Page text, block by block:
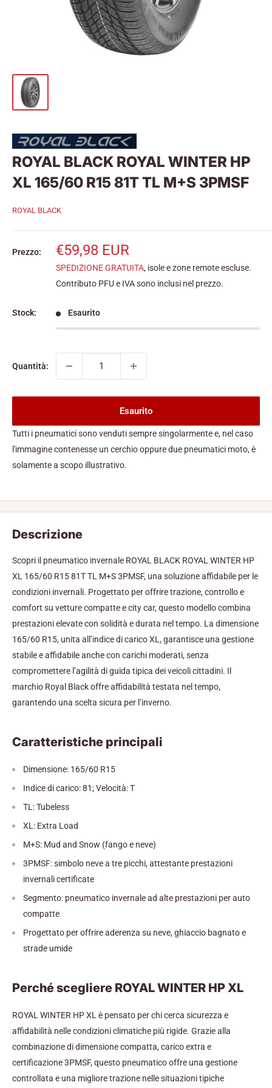
ROYAL BLACK ROYAL WINTER HP
XL 165/60 R15 81T TL M+S 3PMSF
ROYAL BLACK
Prezzo:
Prezzo
scontato
€59,98 EUR
SPEDIZIONE GRATUITA, isole e zone remote escluse.
Contributo PFU e IVA sono inclusi nel prezzo.
Stock: Esaurito
Quantità:
Esaurito
Tutti i pneumatici sono venduti sempre singolarmente e, nel caso
l'immagine contenesse un cerchio oppure due pneumatici moto, è
solamente a scopo illustrativo.
Descrizione
Scopri il pneumatico invernale ROYAL BLACK ROYAL WINTER HP
XL 165/60 R15 81T TL M+S 3PMSF, una soluzione affidabile per le
condizioni invernali. Progettato per offrire trazione, controllo e
comfort su vetture compatte e city car, questo modello combina
prestazioni elevate con solidità e durata nel tempo. La dimensione
165/60 R15, unita all’indice di carico XL, garantisce una gestione
stabile e affidabile anche con carichi moderati, senza
compromettere l’agilità di guida tipica dei veicoli cittadini. Il
marchio Royal Black offre affidabilità testata nel tempo,
garantendo una scelta sicura per l’inverno.
Caratteristiche principali
Dimensione: 165/60 R15
Indice di carico: 81; Velocità: T
TL: Tubeless
XL: Extra Load
M+S: Mud and Snow (fango e neve)
3PMSF: simbolo neve a tre picchi, attestante prestazioni
invernali certificate
Segmento: pneumatico invernale ad alte prestazioni per auto
compatte
Progettato per offrire aderenza su neve, ghiaccio bagnato e
strade umide
Perché scegliere ROYAL WINTER HP XL
ROYAL WINTER HP XL è pensato per chi cerca sicurezza e
affidabilità nelle condizioni climatiche più rigide. Grazie alla
combinazione di dimensione compatta, carico extra e
certificazione 3PMSF, questo pneumatico offre una gestione
controllata e una migliore trazione nelle situazioni tipiche